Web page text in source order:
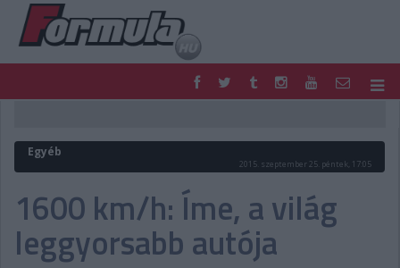
FORMULA
MOTOR
HAZAI
PODCAST
SHOP
LIVE
TIPPJÁTÉK
DIGITÁLIS MAGAZIN
PONTÁLLÁSOK
Egyéb
2015. szeptember 25. péntek, 17:05
1600 km/h: Íme, a világ
leggyorsabb autója